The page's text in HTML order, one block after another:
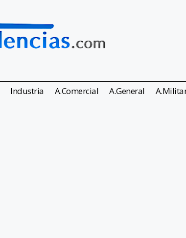
Industria A.Comercial A.General